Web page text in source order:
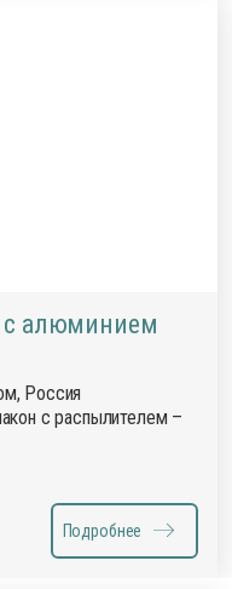
с алюминием
Россия
с распылителем –
Подробнее